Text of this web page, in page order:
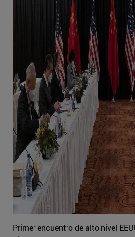
Primer encuentro de alto nivel